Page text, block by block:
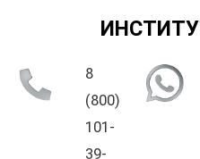
8
(800)
101-
39-